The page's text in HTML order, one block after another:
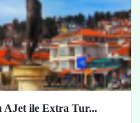
AJet ile Extra Tur...